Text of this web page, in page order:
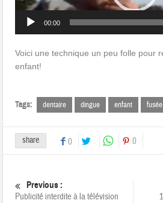
00:00
Voici une technique un peu folle pour
enfant!
Tags: dentaire dingue enfant fusée
share 0 0
Previous :
Publicité interdite à la télévision